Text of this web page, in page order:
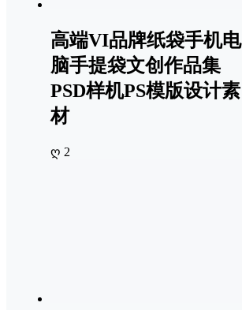
高端VI品牌纸袋手机电
脑手提袋文创作品集
PSD样机PS模版设计素
材
ღ 2